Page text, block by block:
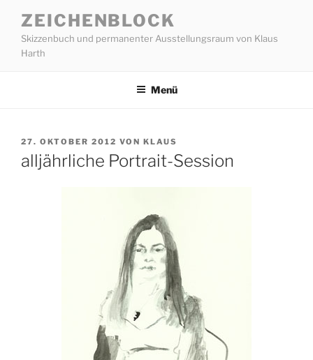
Inhalt
springen
ZEICHENBLOCK
Skizzenbuch und permanenter Ausstellungsraum von Klaus
Harth
Menü
VERÖFFENTLICHT
AM
27. OKTOBER 2012 VON KLAUS
alljährliche Portrait-Session